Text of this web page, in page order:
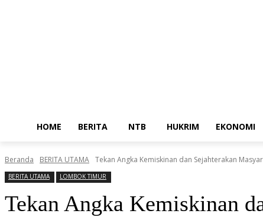
HOME BERITA NTB HUKRIM EKONOMI
Beranda BERITA UTAMA Tekan Angka Kemiskinan dan Sejahterakan
BERITA UTAMA LOMBOK TIMUR
Tekan Angka Kemiskinan